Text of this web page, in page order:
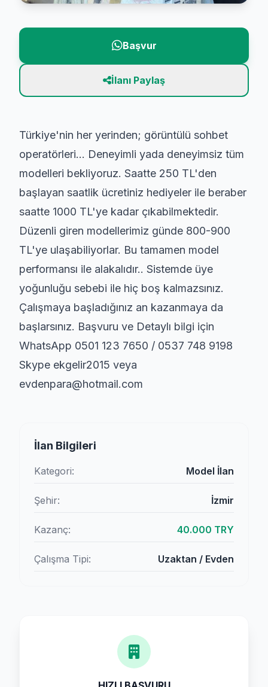
Başvur
İlanı Paylaş
Türkiye'nin her yerinden; görüntülü sohbet
operatörleri... Deneyimli yada deneyimsiz tüm
modelleri bekliyoruz. Saatte 250 TL'den
başlayan saatlik ücretiniz hediyeler ile beraber
saatte 1000 TL'ye kadar çıkabilmektedir.
Düzenli giren modellerimiz günde 800-900
TL'ye ulaşabiliyorlar. Bu tamamen model
performansı ile alakalıdır.. Sistemde üye
yoğunluğu sebebi ile hiç boş kalmazsınız.
Çalışmaya başladığınız an kazanmaya da
başlarsınız. Başvuru ve Detaylı bilgi için
WhatsApp 0501 123 7650 / 0537 748 9198
Skype ekgelir2015 veya
evdenpara@hotmail.com
İlan Bilgileri
Kategori: Model İlan
Şehir: İzmir
Kazanç: 40.000 TRY
Çalışma Tipi: Uzaktan / Evden